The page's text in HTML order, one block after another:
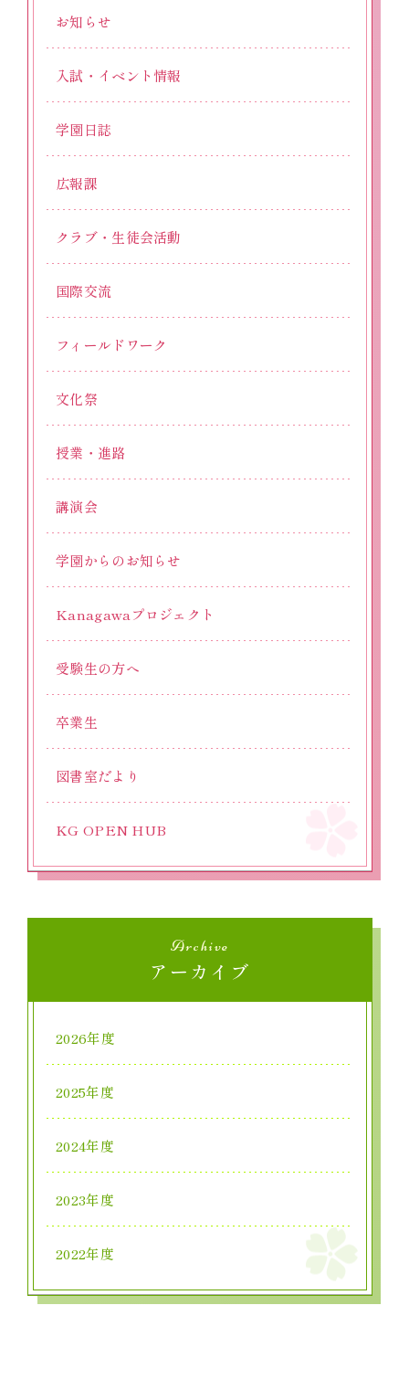
お知らせ
入試・イベント情報
学園日誌
広報課
クラブ・生徒会活動
国際交流
フィールドワーク
文化祭
授業・進路
講演会
学園からのお知らせ
Kanagawaプロジェクト
受験生の方へ
卒業生
図書室だより
KG OPEN HUB
Archive
アーカイブ
2026年度
2025年度
2024年度
2023年度
2022年度